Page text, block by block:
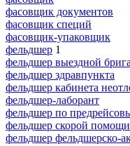
фасовщик документов
фасовщик специй
фасовщик-упаковщик
фельдшер 1
фельдшер выездной
фельдшер здравпункта
фельдшер кабинета
фельдшер-лаборант
фельдшер по
фельдшер скорой помощи
фельдшер фельдшерско-